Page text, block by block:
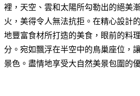
裡，天空、雲和太陽所勾勒出的絕美
火，美得令人無法抗拒。在精心設計
地豐富食材所打造的美食，眼前的料
分。宛如飄浮在半空中的鳥巢座位，
景色。盡情地享受大自然美景包圍的